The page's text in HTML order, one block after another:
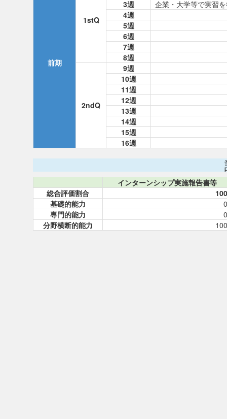
前期
1stQ
3週
企業・大学等で実習
4週
5週
6週
7週
8週
2ndQ
9週
10週
11週
12週
13週
14週
15週
16週
インターンシップ実施報告書等
総合評価割合
100
基礎的能力
0
専門的能力
0
分野横断的能力
100